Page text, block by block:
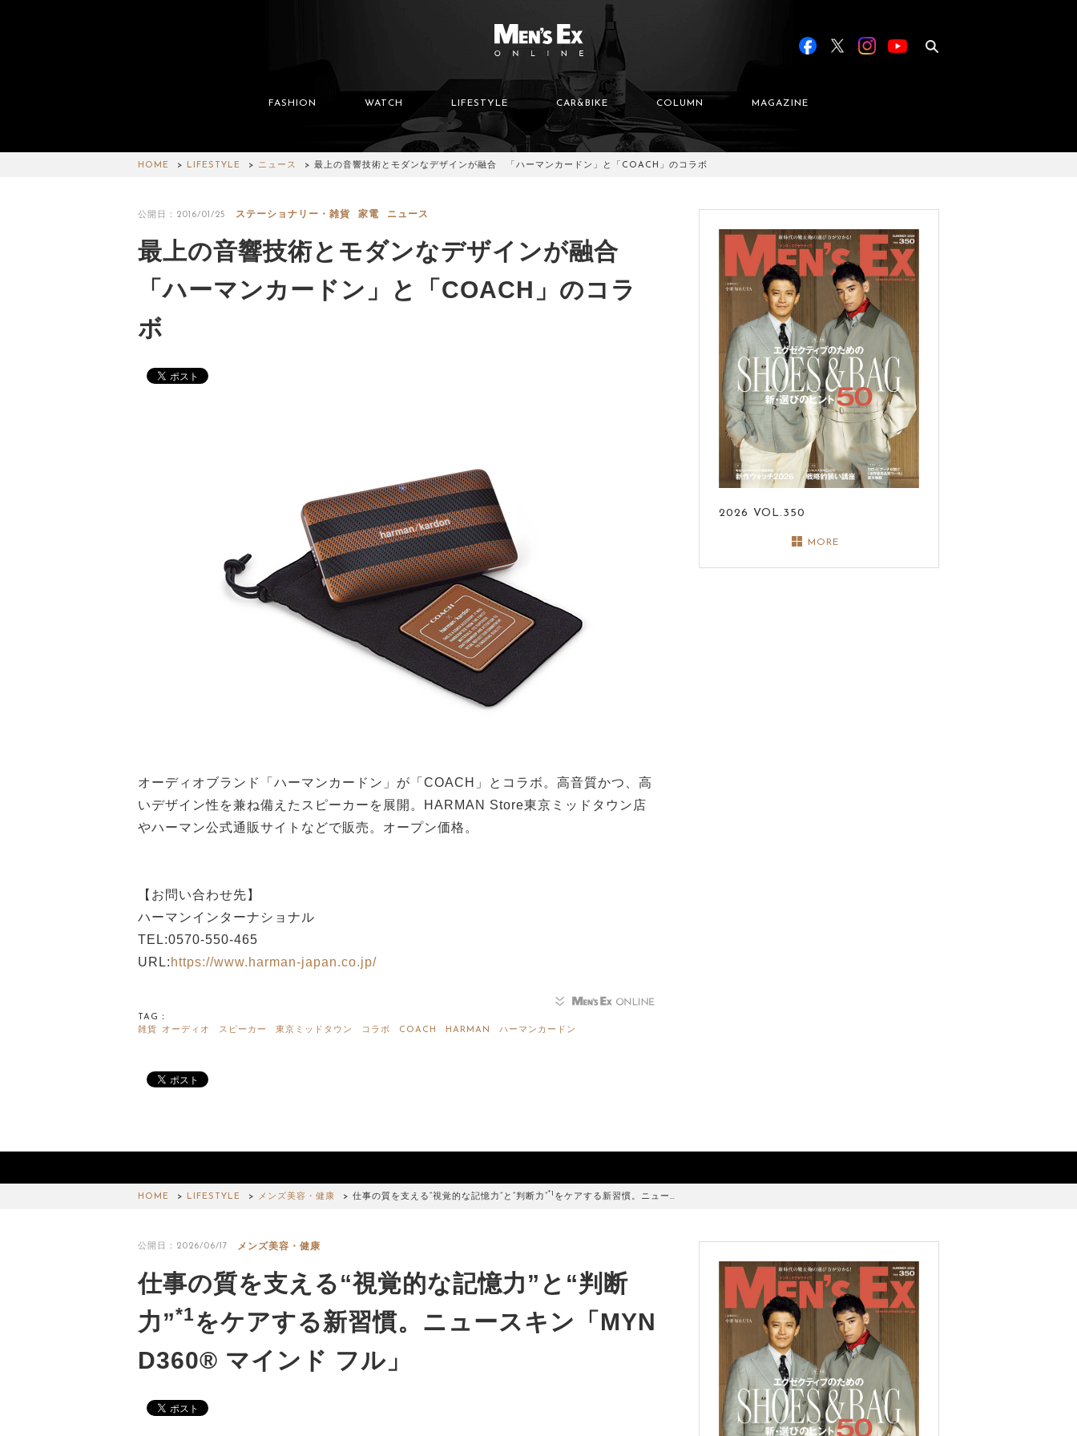
FASHION WATCH LIFESTYLE CAR&BIKE COLUMN MAGAZINE
HOME LIFESTYLE ニュース 最上の音響技術とモダンなデザインが融合 「ハーマンカードン」と「COACH」のコラボ
公開日：2016/01/25 ステーショナリー・雑貨 家電 ニュース
最上の音響技術とモダンなデザインが融合
「ハーマンカードン」と「COACH」のコラ
ボ
オーディオブランド「ハーマンカードン」が「COACH」とコラボ。高音質かつ、高
いデザイン性を兼ね備えたスピーカーを展開。HARMAN Store東京ミッドタウン店
やハーマン公式通販サイトなどで販売。オープン価格。
【お問い合わせ先】
ハーマンインターナショナル
TEL:0570-550-465
URL: https://www.harman-japan.co.jp/
TAG：
雑貨
オーディオ スピーカー 東京ミッドタウン コラボ COACH HARMAN ハーマンカードン
2026 VOL.350
MORE
HOME LIFESTYLE メンズ美容・健康 仕事の質を支える“視覚的な記憶力”と“判断力” *1 をケアする新習慣。ニュー…
公開日：2026/06/17 メンズ美容・健康
仕事の質を支える“視覚的な記憶力”と“判断
力”*1をケアする新習慣。ニュースキン「MYN
D360® マインド フル」